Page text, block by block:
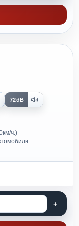
72dB
ч.)